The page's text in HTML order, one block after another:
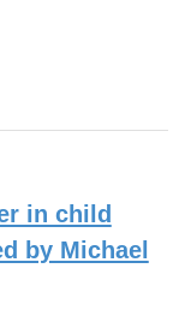
in child
by Michael